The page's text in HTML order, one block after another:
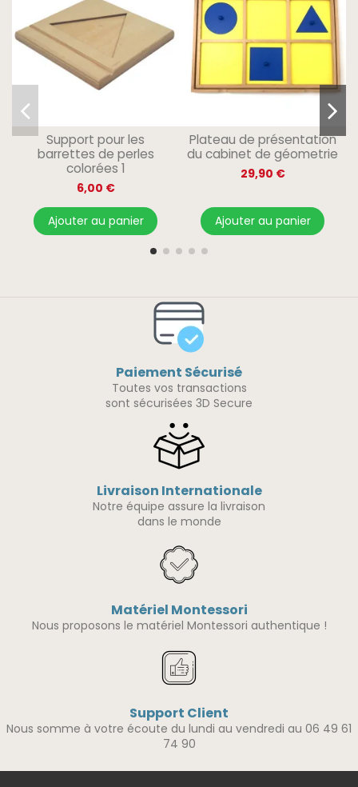
Support pour les
barrettes de perles
colorées 1
6,00 €
Ajouter au panier
Plateau de présentation
du cabinet de géometrie
29,90 €
Ajouter au panier
Paiement Sécurisé
Toutes vos transactions
sont sécurisées 3D Secure
Livraison Internationale
Notre équipe assure la livraison
dans le monde
Matériel Montessori
Nous proposons le matériel Montessori authentique !
Support Client
Nous somme à votre écoute du lundi au vendredi au 06 49 61
74 90